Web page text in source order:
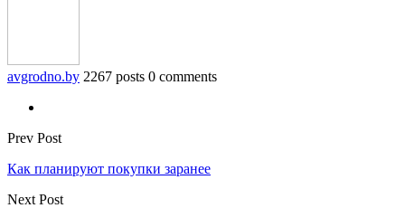
avgrodno.by 2267 posts 0 comments
Prev Post
Как планируют покупки заранее
Next Post